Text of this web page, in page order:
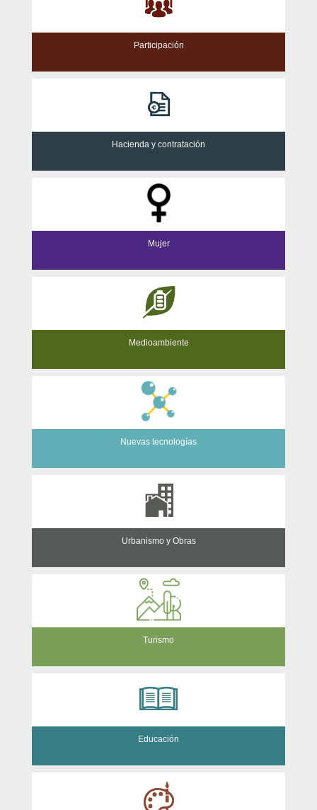
Participación
Hacienda y contratación
Mujer
Medioambiente
Nuevas tecnologías
Urbanismo y Obras
Turismo
Educación